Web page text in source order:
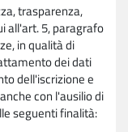
trasparenza,
all'art. 5, paragrafo
in qualità di
dei dati
dell'iscrizione e
con l'ausilio di
seguenti finalità: